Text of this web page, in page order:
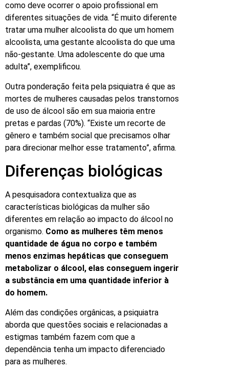
como deve ocorrer o apoio profissional em
diferentes situações de vida. “É muito diferente
tratar uma mulher alcoolista do que um homem
alcoolista, uma gestante alcoolista do que uma
não-gestante. Uma adolescente do que uma
adulta”, exemplificou.
Outra ponderação feita pela psiquiatra é que as
mortes de mulheres causadas pelos transtornos
de uso de álcool são em sua maioria entre
pretas e pardas (70%). “Existe um recorte de
gênero e também social que precisamos olhar
para direcionar melhor esse tratamento”, afirma.
Diferenças biológicas
A pesquisadora contextualiza que as
características biológicas da mulher são
diferentes em relação ao impacto do álcool no
organismo. Como as mulheres têm menos
quantidade de água no corpo e também
menos enzimas hepáticas que conseguem
metabolizar o álcool, elas conseguem ingerir
a substância em uma quantidade inferior à
do homem.
Além das condições orgânicas, a psiquiatra
aborda que questões sociais e relacionadas a
estigmas também fazem com que a
dependência tenha um impacto diferenciado
para as mulheres.